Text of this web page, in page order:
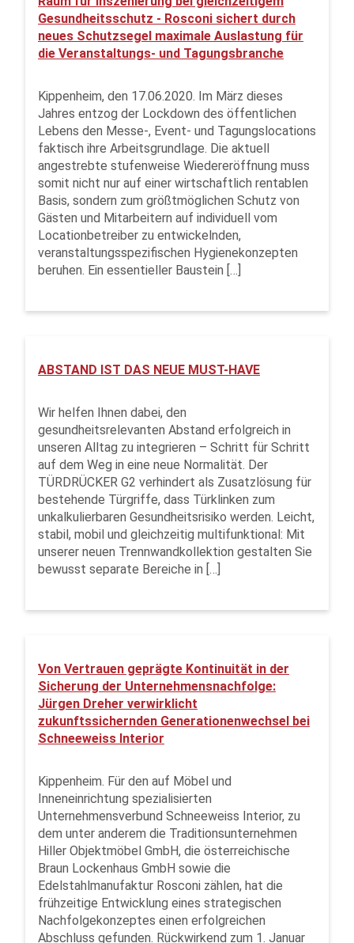
Gesundheitsschutz - Rosconi sichert durch
neues Schutzsegel maximale Auslastung für
die Veranstaltungs- und Tagungsbranche
Kippenheim, den 17.06.2020. Im März dieses
Jahres entzog der Lockdown des öffentlichen
Lebens den Messe-, Event- und Tagungslocations
faktisch ihre Arbeitsgrundlage. Die aktuell
angestrebte stufenweise Wiedereröffnung muss
somit nicht nur auf einer wirtschaftlich rentablen
Basis, sondern zum größtmöglichen Schutz von
Gästen und Mitarbeitern auf individuell vom
Locationbetreiber zu entwickelnden,
veranstaltungsspezifischen Hygienekonzepten
beruhen. Ein essentieller Baustein […]
ABSTAND IST DAS NEUE MUST-HAVE
Wir helfen Ihnen dabei, den
gesundheitsrelevanten Abstand erfolgreich in
unseren Alltag zu integrieren – Schritt für Schritt
auf dem Weg in eine neue Normalität. Der
TÜRDRÜCKER G2 verhindert als Zusatzlösung für
bestehende Türgriffe, dass Türklinken zum
unkalkulierbaren Gesundheitsrisiko werden. Leicht,
stabil, mobil und gleichzeitig multifunktional: Mit
unserer neuen Trennwandkollektion gestalten Sie
bewusst separate Bereiche in […]
Von Vertrauen geprägte Kontinuität in der
Sicherung der Unternehmensnachfolge:
Jürgen Dreher verwirklicht
zukunftssichernden Generationenwechsel bei
Schneeweiss Interior
Kippenheim. Für den auf Möbel und
Inneneinrichtung spezialisierten
Unternehmensverbund Schneeweiss Interior, zu
dem unter anderem die Traditionsunternehmen
Hiller Objektmöbel GmbH, die österreichische
Braun Lockenhaus GmbH sowie die
Edelstahlmanufaktur Rosconi zählen, hat die
frühzeitige Entwicklung eines strategischen
Nachfolgekonzeptes einen erfolgreichen
Abschluss gefunden. Rückwirkend zum 1. Januar